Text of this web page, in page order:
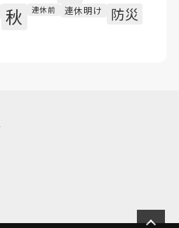
秋 連休前 連休明け 防災